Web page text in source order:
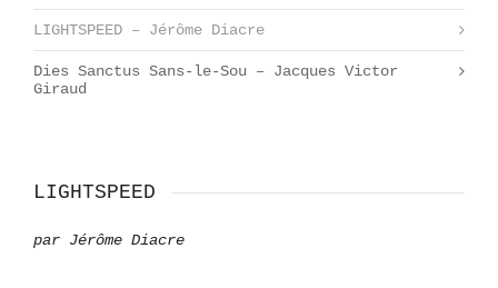
LIGHTSPEED – Jérôme Diacre
Dies Sanctus Sans-le-Sou – Jacques Victor
Giraud
LIGHTSPEED
par Jérôme Diacre